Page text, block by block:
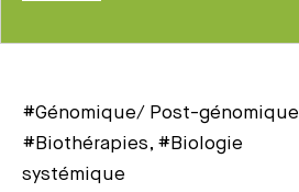
#Génomique/ Post-génomique
#Biothérapies, #Biologie
systémique